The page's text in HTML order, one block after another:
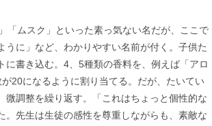
ムスク」といった素っ気ない名だが、ここで
に」など、わかりやすい名前が付く。子供た
書き込む。4、5種類の香料を、例えば「アロ
20になるように割り当てる。だが、たいてい
調整を繰り返す。「これはちょっと個性的な
先生は生徒の感性を尊重しながらも、素敵な